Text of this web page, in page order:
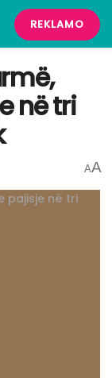
REKLAMO
në tri
AA